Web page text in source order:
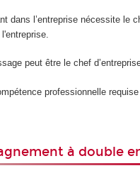
dans l’entreprise nécessite le
peut être le chef
professionnelle
à double